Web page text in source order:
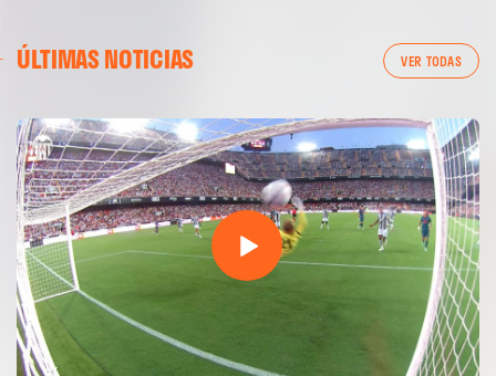
ÚLTIMAS NOTICIAS VER TODAS